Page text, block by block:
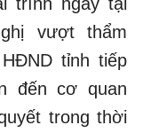
vượt thẩm
tỉnh tiếp
đến cơ quan
trong thời